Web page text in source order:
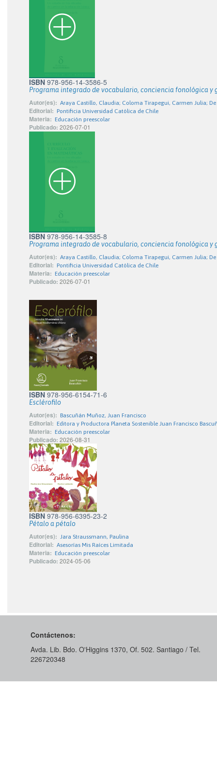
ISBN 978-956-14-3586-5
Programa integrado de vocabulario, conciencia fonológica y
Autor(es): Araya Castillo, Claudia; Coloma Tirapegui, Carmen Julia;
Editorial: Pontificia Universidad Católica de Chile
Materia: Educación preescolar
Publicado: 2026-07-01
ISBN 978-956-14-3585-8
Programa integrado de vocabulario, conciencia fonológica y
Autor(es): Araya Castillo, Claudia; Coloma Tirapegui, Carmen Julia;
Editorial: Pontificia Universidad Católica de Chile
Materia: Educación preescolar
Publicado: 2026-07-01
ISBN 978-956-6154-71-6
Esclérofilo
Autor(es): Bascuñán Muñoz, Juan Francisco
Editorial: Editora y Productora Planeta Sostenible Juan Francisco
Materia: Educación preescolar
Publicado: 2026-08-31
ISBN 978-956-6395-23-2
Pétalo a pétalo
Autor(es): Jara Straussmann, Paulina
Editorial: Asesorías Mis Raíces Limitada
Materia: Educación preescolar
Publicado: 2024-05-06
Contáctenos:
Avda. Lib. Bdo. O'Higgins 1370, Of. 502. Santiago / Tel.
226720348